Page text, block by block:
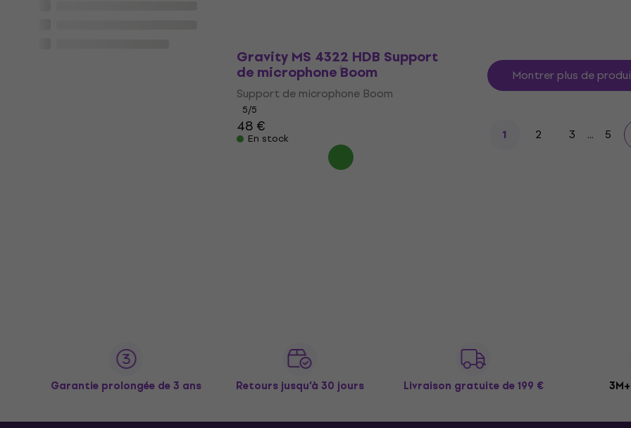
Gravity MS 4322 HDB Support
de microphone Boom
Support de microphone Boom
5/5
48 €
En stock
Montrer plus de
1 2 3 ... 5
Garantie prolongée de 3 ans Retours jusqu’à 30 jours Livraison gratuite de 199 €